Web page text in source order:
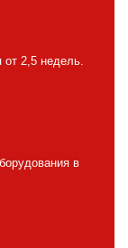
от 2,5 недель.
в